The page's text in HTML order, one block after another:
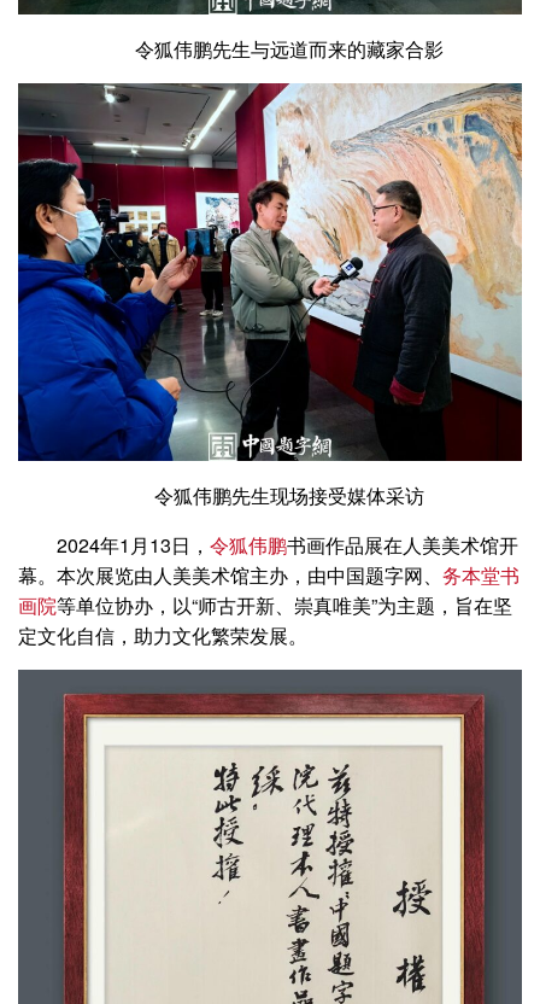
令狐伟鹏先生与远道而来的藏家合影
令狐伟鹏先生现场接受媒体采访
2024年1月13日， 令狐伟鹏书画作品展在人美美术馆开
幕。本次展览由人美美术馆主办，由中国题字网、 务本堂书
画院等单位协办，以“师古开新、崇真唯美”为主题，旨在坚
定文化自信，助力文化繁荣发展。